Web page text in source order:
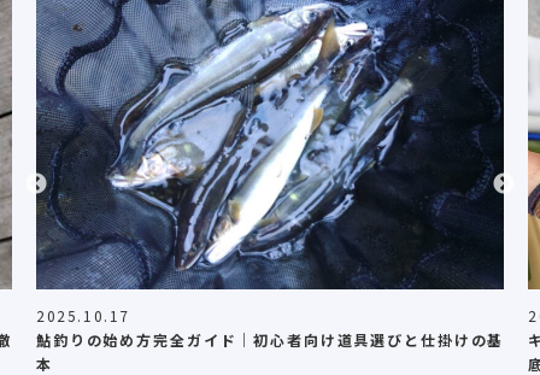
2025.10.17
鮎釣りの始め方完全ガイド｜初心者向け道具選びと仕掛けの基
本